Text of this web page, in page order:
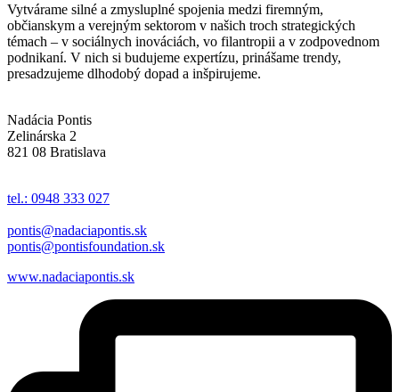
Vytvárame silné a zmysluplné spojenia medzi firemným,
občianskym a verejným sektorom v našich troch strategických
témach – v sociálnych inováciách, vo filantropii a v zodpovednom
podnikaní. V nich si budujeme expertízu, prinášame trendy,
presadzujeme dlhodobý dopad a inšpirujeme.
Nadácia Pontis
Zelinárska 2
821 08 Bratislava
tel.: 0948 333 027
pontis@nadaciapontis.sk
pontis@pontisfoundation.sk
www.nadaciapontis.sk